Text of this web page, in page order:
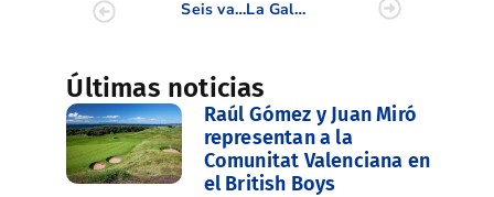
Seis valencianas con los Grupos de Trabajo de la RFEG
La Gala del Golf Español 2025 premia a Rocío Tejedo y a El Bosque
Últimas noticias
Raúl Gómez y Juan Miró
representan a la
Comunitat Valenciana en
el British Boys